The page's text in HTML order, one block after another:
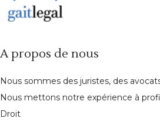
A propos de nous
Nous sommes des juristes, des
Nous mettons notre expérience à
Droit